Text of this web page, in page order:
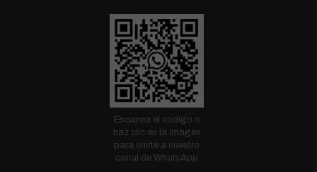
Escanea el código o
haz clic en la imagen
para unirte a nuestro
canal de WhatsApp